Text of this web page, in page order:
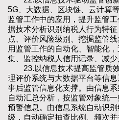
5G、大数据、区块链、云计算
监管工作中的应用，提升监管
据技术分析识别纳税人行为特
点、评价风险级别、挖掘监管
用监管工作的自动化、智能化
集、监控纳税人信用记录、减少
23.以信息技术提高监管质效
理评价系统与大数据平台等信
事后监管信息化支撑。由信息
自动汇总分析，按监管对象统
预警信息。由信息系统自动识
级，自动确定抽查比例、频次并